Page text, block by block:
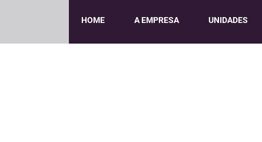
HOME A EMPRESA UNIDADES